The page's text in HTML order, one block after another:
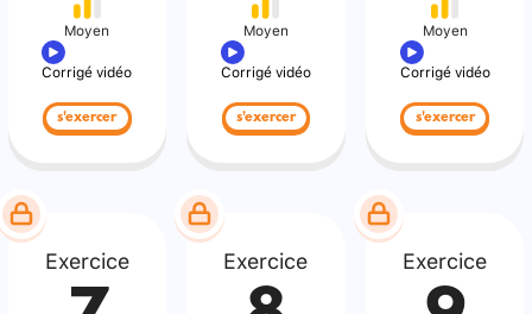
Moyen
Corrigé vidéo
s'exercer
Moyen
Corrigé vidéo
s'exercer
Moyen
Corrigé vidéo
s'exercer
Exercice Exercice Exercice